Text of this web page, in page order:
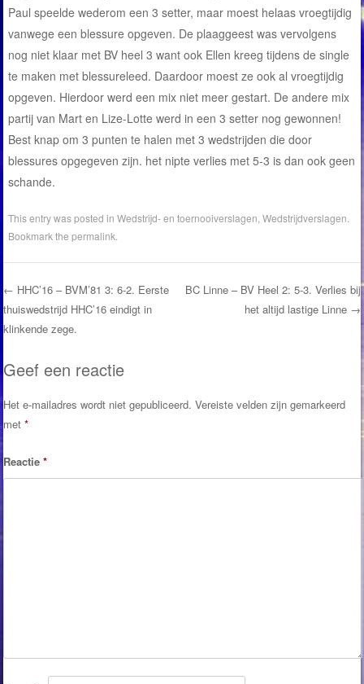
Paul speelde wederom een 3 setter, maar moest helaas vroegtijdig
vanwege een blessure opgeven. De plaaggeest was vervolgens
nog niet klaar met BV heel 3 want ook Ellen kreeg tijdens de single
te maken met blessureleed. Daardoor moest ze ook al vroegtijdig
opgeven. Hierdoor werd een mix niet meer gestart. De andere mix
partij van Mart en Lize-Lotte werd in een 3 setter nog gewonnen!
Best knap om 3 punten te halen met 3 wedstrijden die door
blessures opgegeven zijn. het nipte verlies met 5-3 is dan ook geen
schande.
This entry was posted inWedstrijd- en toernooiverslagen ,Wedstrijdverslagen
Bookmark thepermalink
Post navigation
← HHC’16 – BVM’81 3: 6-2. Eerste
thuiswedstrijd HHC’16 eindigt in
klinkende zege.
BC Linne – BV Heel 2: 5-3. Verlies bij
het altijd lastige Linne →
Geef een reactie
Het e-mailadres wordt niet gepubliceerd. Vereiste velden zijn gemarkeerd
met*
Reactie*